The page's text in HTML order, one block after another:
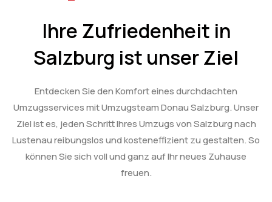
Ihre Zufriedenheit in
Salzburg ist unser Ziel
Entdecken Sie den Komfort eines durchdachten
Umzugsservices mit Umzugsteam Donau Salzburg. Unser
Ziel ist es, jeden Schritt Ihres Umzugs von Salzburg nach
Lustenau reibungslos und kosteneffizient zu gestalten. So
können Sie sich voll und ganz auf Ihr neues Zuhause
freuen.